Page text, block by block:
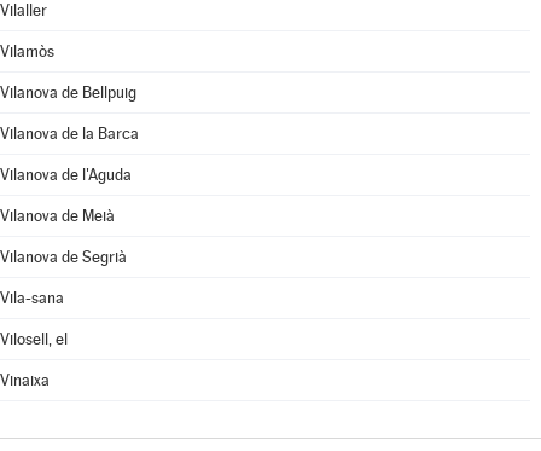
Vilaller
Vilamòs
Vilanova de Bellpuig
Vilanova de la Barca
Vilanova de l'Aguda
Vilanova de Meià
Vilanova de Segrià
Vila-sana
Vilosell, el
Vinaixa